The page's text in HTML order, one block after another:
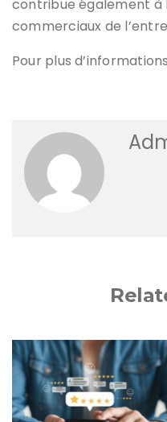
contribue également à
commerciaux de
Pour plus